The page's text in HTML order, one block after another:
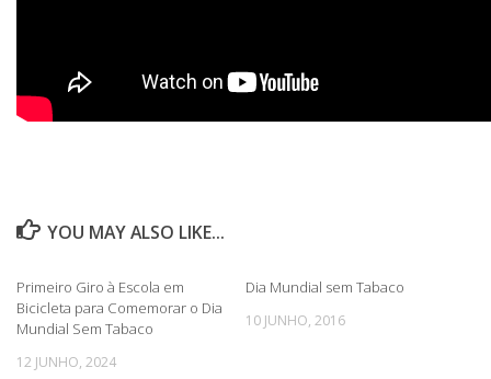
YOU MAY ALSO LIKE...
Primeiro Giro à Escola em
Bicicleta para Comemorar o Dia
Mundial Sem Tabaco
12 JUNHO, 2024
Dia Mundial sem Tabaco
10 JUNHO, 2016